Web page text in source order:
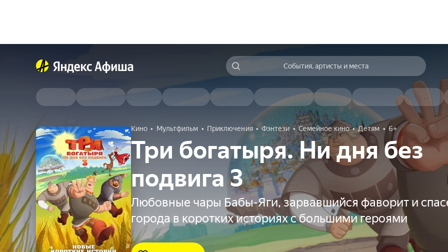
События, артисты и места
Кино Мультфильм Приключения Фэнтези Семейное кино Детям 6+
Три богатыря. Ни дня без
подвига 3
Любовные чары Бабы-Яги, зарвавшийся фаворит и
города в коротких историях с большими героями